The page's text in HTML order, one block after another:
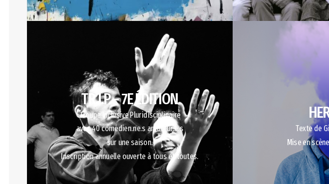
TR.I.P – 7E ÉDITION
Troupe Inclusive Pluridisciplinaire
avec 40 comédien.ne.s amateur.e.s
sur une saison.
Inscription annuelle ouverte à tous et toutes.
Texte de
Mise en